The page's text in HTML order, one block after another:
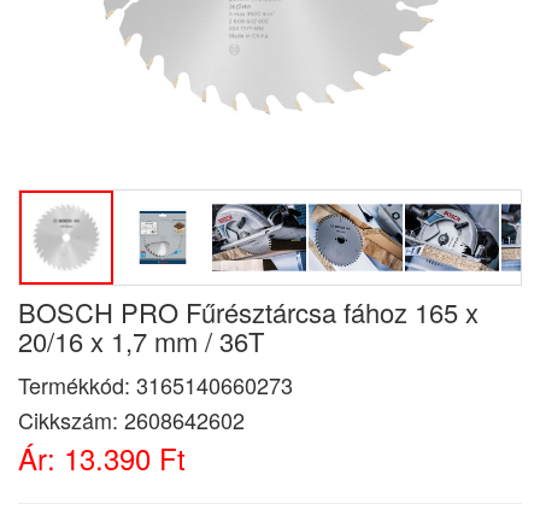
BOSCH PRO Fűrésztárcsa fához 165 x
20/16 x 1,7 mm / 36T
Termékkód: 3165140660273
Cikkszám: 2608642602
Ár: 13.390 Ft